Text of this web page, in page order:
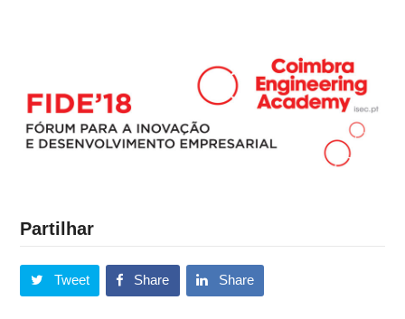
Partilhar
Tweet Share Share